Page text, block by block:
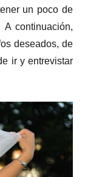
un poco de
continuación,
deseados, de
ir y entrevistar